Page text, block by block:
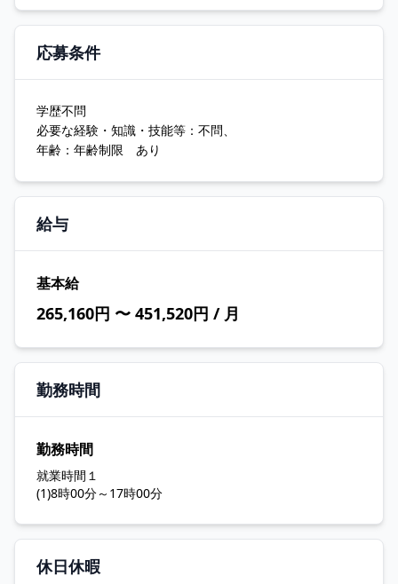
応募条件
学歴不問
必要な経験・知識・技能等：不問、
年齢：年齢制限 あり
給与
基本給
265,160円 〜 451,520円 / 月
勤務時間
勤務時間
就業時間１
(1)8時00分～17時00分
休日休暇